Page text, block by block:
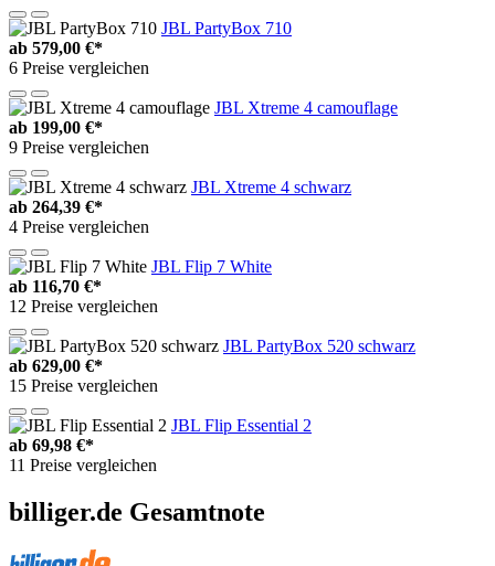
JBL PartyBox 710
ab 579,00 €*
6 Preise vergleichen
JBL Xtreme 4 camouflage
ab 199,00 €*
9 Preise vergleichen
JBL Xtreme 4 schwarz
ab 264,39 €*
4 Preise vergleichen
JBL Flip 7 White
ab 116,70 €*
12 Preise vergleichen
JBL PartyBox 520 schwarz
ab 629,00 €*
15 Preise vergleichen
JBL Flip Essential 2
ab 69,98 €*
11 Preise vergleichen
billiger.de Gesamtnote